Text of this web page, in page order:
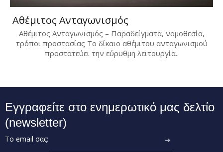
Αθέμιτος Ανταγωνισμός
Αθέμιτος Ανταγωνισμός – Παραδείγματα, νομοθεσία,
τρόποι προστασίας Το δίκαιο αθέμιτου ανταγωνισμού
προστατεύει την εύρυθμη λειτουργία..
Εγγραφείτε στο ενημερωτικό μας δελτίο
(newsletter)
Το email σας: ➔